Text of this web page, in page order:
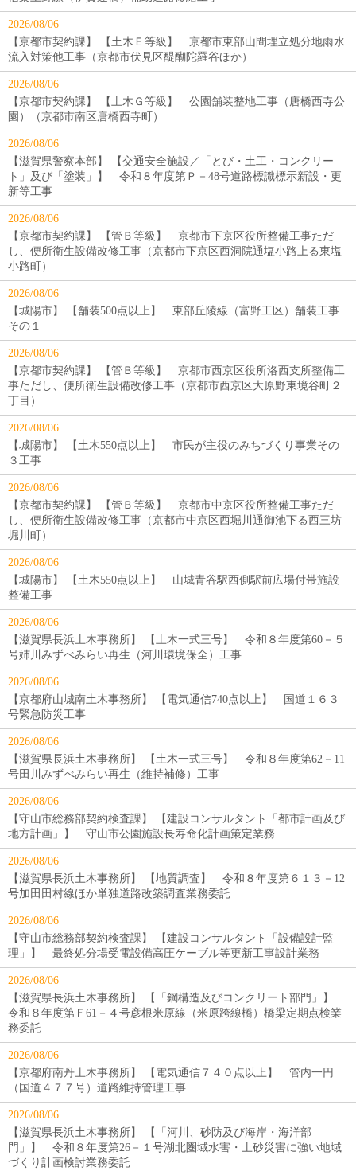
2026/08/06
【京都市契約課】 【土木Ｅ等級】 京都市東部山間埋立処分地雨水
流入対策他工事（京都市伏見区醍醐陀羅谷ほか）
2026/08/06
【京都市契約課】 【土木Ｇ等級】 公園舗装整地工事（唐橋西寺公
園）（京都市南区唐橋西寺町）
2026/08/06
【滋賀県警察本部】 【交通安全施設／「とび・土工・コンクリー
ト」及び「塗装」】 令和８年度第Ｐ－48号道路標識標示新設・更
新等工事
2026/08/06
【京都市契約課】 【管Ｂ等級】 京都市下京区役所整備工事ただ
し、便所衛生設備改修工事（京都市下京区西洞院通塩小路上る東塩
小路町）
2026/08/06
【城陽市】 【舗装500点以上】 東部丘陵線（富野工区）舗装工事
その１
2026/08/06
【京都市契約課】 【管Ｂ等級】 京都市西京区役所洛西支所整備工
事ただし、便所衛生設備改修工事（京都市西京区大原野東境谷町２
丁目）
2026/08/06
【城陽市】 【土木550点以上】 市民が主役のみちづくり事業その
３工事
2026/08/06
【京都市契約課】 【管Ｂ等級】 京都市中京区役所整備工事ただ
し、便所衛生設備改修工事（京都市中京区西堀川通御池下る西三坊
堀川町）
2026/08/06
【城陽市】 【土木550点以上】 山城青谷駅西側駅前広場付帯施設
整備工事
2026/08/06
【滋賀県長浜土木事務所】 【土木一式三号】 令和８年度第60－５
号姉川みずべみらい再生（河川環境保全）工事
2026/08/06
【京都府山城南土木事務所】 【電気通信740点以上】 国道１６３
号緊急防災工事
2026/08/06
【滋賀県長浜土木事務所】 【土木一式三号】 令和８年度第62－11
号田川みずべみらい再生（維持補修）工事
2026/08/06
【守山市総務部契約検査課】 【建設コンサルタント「都市計画及び
地方計画」】 守山市公園施設長寿命化計画策定業務
2026/08/06
【滋賀県長浜土木事務所】 【地質調査】 令和８年度第６１３－12
号加田田村線ほか単独道路改築調査業務委託
2026/08/06
【守山市総務部契約検査課】 【建設コンサルタント「設備設計監
理」】 最終処分場受電設備高圧ケーブル等更新工事設計業務
2026/08/06
【滋賀県長浜土木事務所】 【「鋼構造及びコンクリート部門」】
令和８年度第Ｆ61－４号彦根米原線（米原跨線橋）橋梁定期点検業
務委託
2026/08/06
【京都府南丹土木事務所】 【電気通信７４０点以上】 管内一円
（国道４７７号）道路維持管理工事
2026/08/06
【滋賀県長浜土木事務所】 【「河川、砂防及び海岸・海洋部
門」】 令和８年度第26－１号湖北圏域水害・土砂災害に強い地域
づくり計画検討業務委託